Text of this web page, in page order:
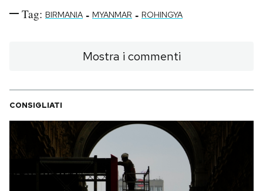
Tag: BIRMANIA - MYANMAR - ROHINGYA
Mostra i commenti
CONSIGLIATI